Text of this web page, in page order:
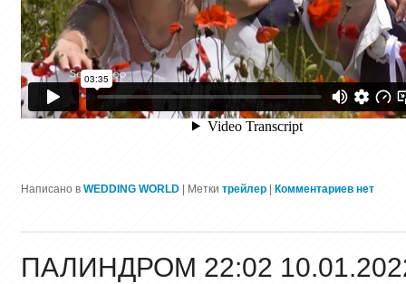
Написано в WEDDING WORLD Метки трейлер Комментариев нет
ПАЛИНДРОМ 22:02